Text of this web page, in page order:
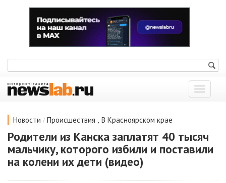
Показать
меню
Новости / Происшествия , В Красноярском крае
Родители из Канска заплатят 40 тысяч
мальчику, которого избили и поставили
на колени их дети (видео)